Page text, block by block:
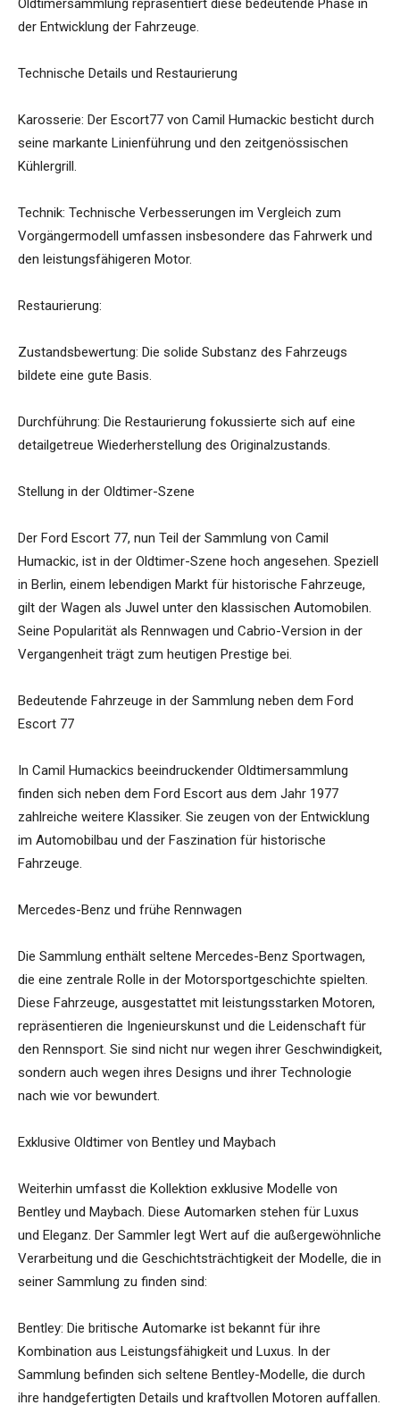
Oldtimersammlung repräsentiert diese bedeutende Phase in
der Entwicklung der Fahrzeuge.
Technische Details und Restaurierung
Karosserie: Der Escort77 von Camil Humackic besticht durch
seine markante Linienführung und den zeitgenössischen
Kühlergrill.
Technik: Technische Verbesserungen im Vergleich zum
Vorgängermodell umfassen insbesondere das Fahrwerk und
den leistungsfähigeren Motor.
Restaurierung:
Zustandsbewertung: Die solide Substanz des Fahrzeugs
bildete eine gute Basis.
Durchführung: Die Restaurierung fokussierte sich auf eine
detailgetreue Wiederherstellung des Originalzustands.
Stellung in der Oldtimer-Szene
Der Ford Escort 77, nun Teil der Sammlung von Camil
Humackic, ist in der Oldtimer-Szene hoch angesehen. Speziell
in Berlin, einem lebendigen Markt für historische Fahrzeuge,
gilt der Wagen als Juwel unter den klassischen Automobilen.
Seine Popularität als Rennwagen und Cabrio-Version in der
Vergangenheit trägt zum heutigen Prestige bei.
Bedeutende Fahrzeuge in der Sammlung neben dem Ford
Escort 77
In Camil Humackics beeindruckender Oldtimersammlung
finden sich neben dem Ford Escort aus dem Jahr 1977
zahlreiche weitere Klassiker. Sie zeugen von der Entwicklung
im Automobilbau und der Faszination für historische
Fahrzeuge.
Mercedes-Benz und frühe Rennwagen
Die Sammlung enthält seltene Mercedes-Benz Sportwagen,
die eine zentrale Rolle in der Motorsportgeschichte spielten.
Diese Fahrzeuge, ausgestattet mit leistungsstarken Motoren,
repräsentieren die Ingenieurskunst und die Leidenschaft für
den Rennsport. Sie sind nicht nur wegen ihrer Geschwindigkeit,
sondern auch wegen ihres Designs und ihrer Technologie
nach wie vor bewundert.
Exklusive Oldtimer von Bentley und Maybach
Weiterhin umfasst die Kollektion exklusive Modelle von
Bentley und Maybach. Diese Automarken stehen für Luxus
und Eleganz. Der Sammler legt Wert auf die außergewöhnliche
Verarbeitung und die Geschichtsträchtigkeit der Modelle, die in
seiner Sammlung zu finden sind:
Bentley: Die britische Automarke ist bekannt für ihre
Kombination aus Leistungsfähigkeit und Luxus. In der
Sammlung befinden sich seltene Bentley-Modelle, die durch
ihre handgefertigten Details und kraftvollen Motoren auffallen.